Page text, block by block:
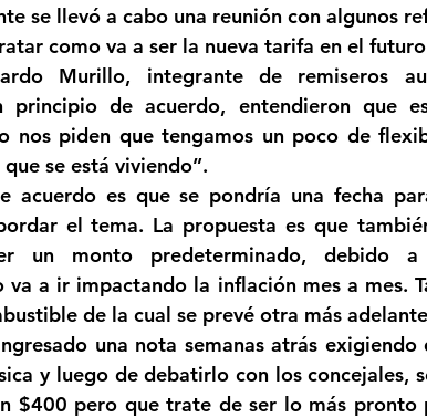
Incendios Tenis de Mesa
Categoría sin título
se llevó a cabo una reunión con algunos
como va a ser la nueva tarifa en el
Murillo, integrante de remiseros
principio de acuerdo, entendieron que
nos piden que tengamos un poco de
se está viviendo”.
acuerdo es que se pondría una fecha
el tema. La propuesta es que
un monto predeterminado, debido
va a ir impactando la inflación mes a mes.
de la cual se prevé otra más
una nota semanas atrás
y luego de debatirlo con los concejales,
$400 pero que trate de ser lo más pronto